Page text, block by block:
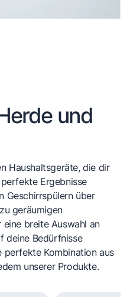
und
Haushaltsgeräte, die dir
Ergebnisse
Geschirrspülern über
geräumigen
eine breite Auswahl an
deine Bedürfnisse
perfekte Kombination aus
unserer Produkte.